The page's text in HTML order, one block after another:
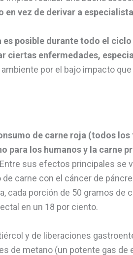
en vez de derivar a especialista
es posible durante todo el
ciertas enfermedades,
por el bajo impacto
de carne roja (todos
para los humanos y la carne
sus efectos principales se
carne con el cáncer de
cada porción de 50 gramos de
en un 18 por ciento.
y de liberaciones
de metano (un potente gas